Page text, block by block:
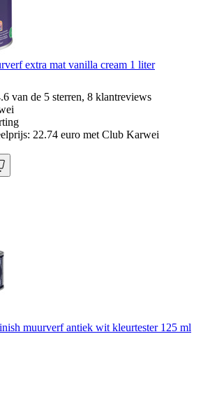
extra mat vanilla cream 1 liter
van de 5 sterren, 8 klantreviews
22.74 euro met Club Karwei
muurverf antiek wit kleurtester 125 ml